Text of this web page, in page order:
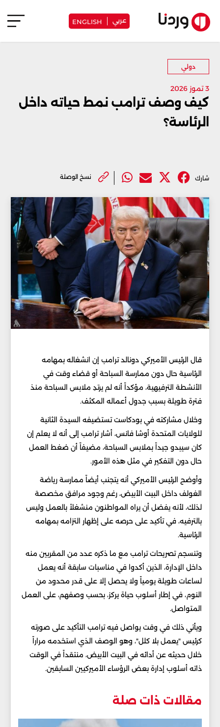
عربي ENGLISH
دولي
3 تموز 2026
كيف وصف ترامب نمط حياته داخل
الرئاسة؟
شارك نسخ الوصلة
قال الرئيس الأميركي دونالد ترامب إن انشغاله بمهامه
الرئاسية حال دون ممارسة السباحة أو قضاء وقت في
الأنشطة الترفيهية، مؤكداً أنه لم يرتدِ ملابس السباحة منذ
فترة طويلة بسبب جدول أعماله المكثف.
وخلال مشاركته في بودكاست تستضيفه السيدة الثانية
للولايات المتحدة أوشا فانس، أشار ترامب إلى أنه لا يعلم إن
كان سيبدو جيداً بملابس السباحة، مضيفاً أن ضغط العمل
حال دون التفكير في مثل هذه الأمور.
وأوضح الرئيس الأميركي أنه يتجنب أيضاً ممارسة رياضة
الغولف داخل البيت الأبيض، رغم وجود مرافق مخصصة
لذلك، لأنه يفضل أن يراه المواطنون منشغلاً بالعمل وليس
بالترفيه، في تأكيد على حرصه على إظهار التزامه بمهامه
الرئاسية.
وتنسجم تصريحات ترامب مع ما ذكره عدد من المقربين منه
داخل الإدارة، الذين أكدوا في مناسبات سابقة أنه يعمل
لساعات طويلة يومياً ولا يحصل إلا على قدر محدود من
النوم، في إطار أسلوب حياة يركز، بحسب وصفهم، على العمل
المتواصل.
ويأتي ذلك في وقت يواصل فيه ترامب التأكيد على صورته
كرئيس "يعمل بلا كلل"، وهو الوصف الذي استخدمه مراراً
خلال حديثه عن أدائه في البيت الأبيض، منتقداً في الوقت
ذاته أسلوب إدارة بعض الرؤساء الأميركيين السابقين.
مقالات ذات صلة